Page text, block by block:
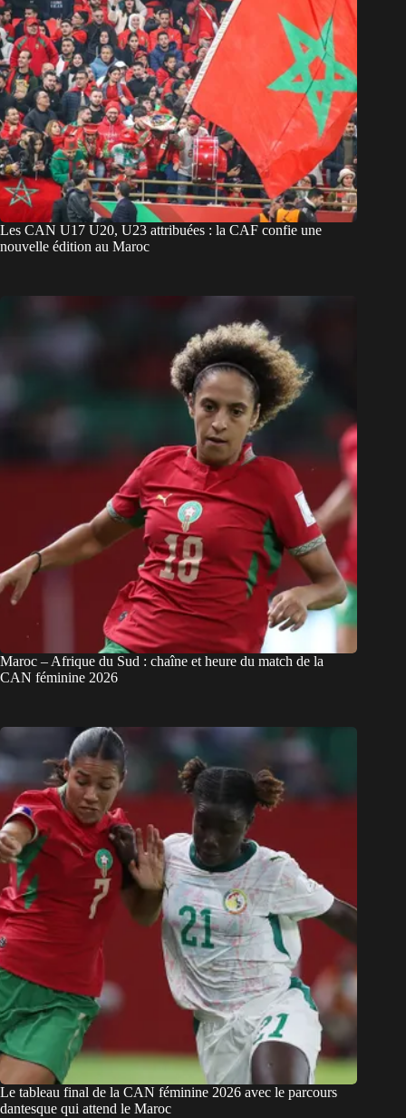
Les CAN U17 U20, U23 attribuées : la CAF confie une
nouvelle édition au Maroc
Maroc – Afrique du Sud : chaîne et heure du match de la
CAN féminine 2026
Le tableau final de la CAN féminine 2026 avec le parcours
dantesque qui attend le Maroc